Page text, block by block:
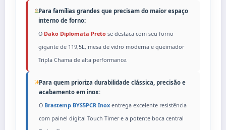
Para famílias grandes que precisam do maior espaço
interno de forno:
O Dako Diplomata Pretose destaca com seu forno
gigante de 119,5L, mesa de vidro moderna e queimador
Tripla Chama de alta performance.
Para quem prioriza durabilidade clássica, precisão e
acabamento em inox:
O Brastemp BYS5PCR Inoxentrega excelente resistência
com painel digital Touch Timer e a potente boca central